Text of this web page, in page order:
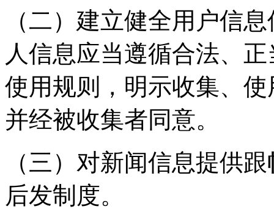
（二）建立健全用户信
人信息应当遵循合法、
使用规则，明示收集、
并经被收集者同意。
（三）对新闻信息提供
后发制度。